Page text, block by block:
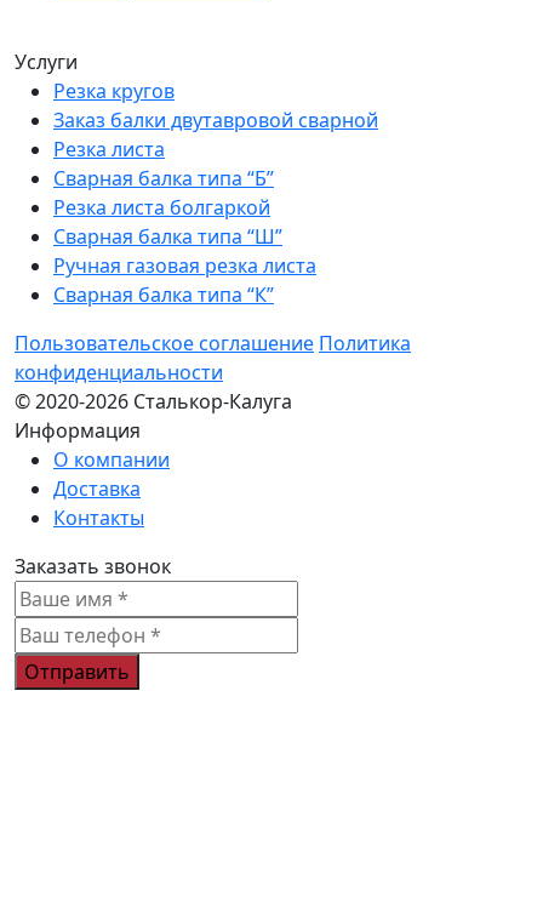
Услуги
Резка кругов
Заказ балки двутавровой сварной
Резка листа
Сварная балка типа “Б”
Резка листа болгаркой
Сварная балка типа “Ш”
Ручная газовая резка листа
Сварная балка типа “К”
Пользовательское соглашение Политика
конфиденциальности
© 2020-2026 Сталькор-Калуга
Информация
О компании
Доставка
Контакты
Заказать звонок